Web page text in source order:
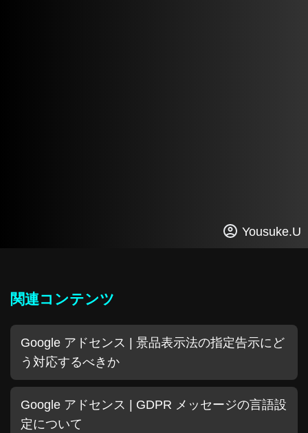
Yousuke.U
関連コンテンツ
Google アドセンス | 景品表示法の指定告示にど
う対応するべきか
Google アドセンス | GDPR メッセージの言語設
定について